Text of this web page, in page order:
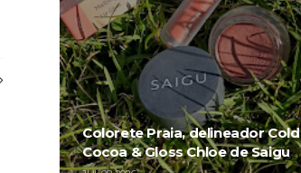
Colorete Praia, delineador Cold
Cocoa & Gloss Chloe de Saigu